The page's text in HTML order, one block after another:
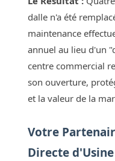
dalle n'a été
maintenance
annuel au lieu d'un
centre commercial
son ouverture,
et la valeur de la
Votre
Directe d'Usine